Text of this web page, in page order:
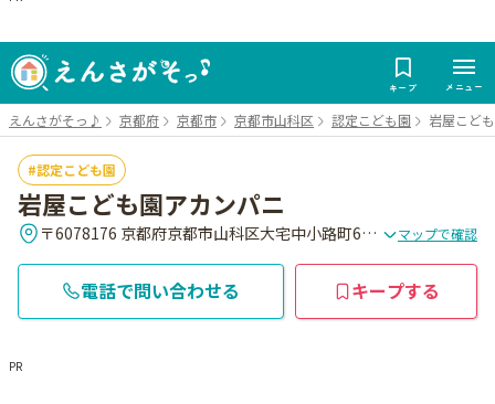
キープ メニュー
えんさがそっ♪ 京都府 京都市 京都市山科区 認定こども園 岩屋こど
認定こども園
岩屋こども園アカンパニ
〒6078176 京都府京都市山科区大宅中小路町65-8 マップで確認
電話で問い合わせる キープする
PR